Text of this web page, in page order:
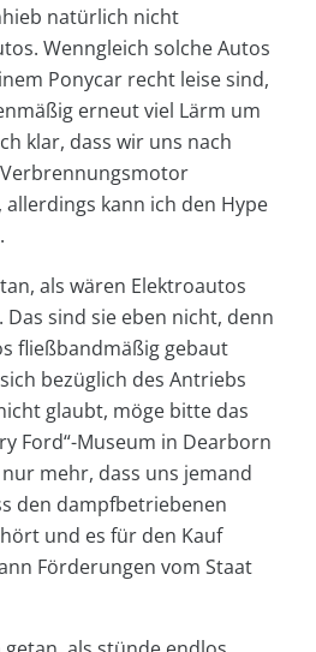
natürlich nicht
Wenngleich solche Autos
Ponycar recht leise sind,
erneut viel Lärm um
klar, dass wir uns nach
kann ich den Hype
als wären Elektroautos
sind sie eben nicht, denn
fließbandmäßig gebaut
bezüglich des Antriebs
glaubt, möge bitte das
Ford“-Museum in Dearborn
mehr, dass uns jemand
den dampfbetriebenen
und es für den Kauf
Förderungen vom Staat